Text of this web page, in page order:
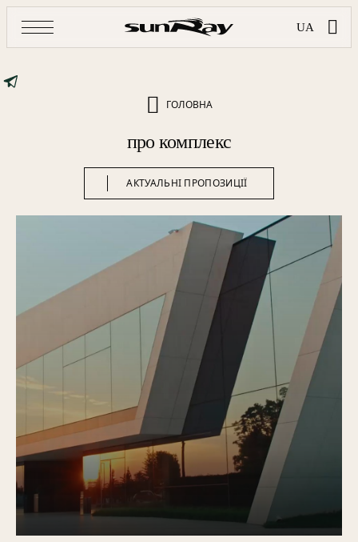
UA
ГОЛОВНА
про комплекс
АКТУАЛЬНІ ПРОПОЗИЦІЇ
АКТУАЛЬНІ ПРОПОЗИЦІЇ